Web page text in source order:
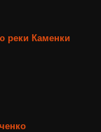
реки Каменки